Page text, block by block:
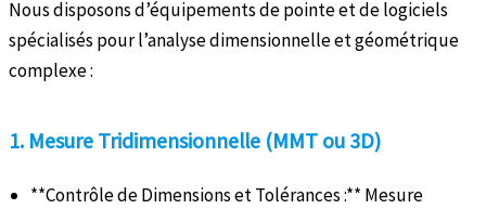
Nous disposons d’équipements de pointe et de logiciels
spécialisés pour l’analyse dimensionnelle et géométrique
complexe :
1. Mesure Tridimensionnelle (MMT ou 3D)
**Contrôle de Dimensions et Tolérances :** Mesure